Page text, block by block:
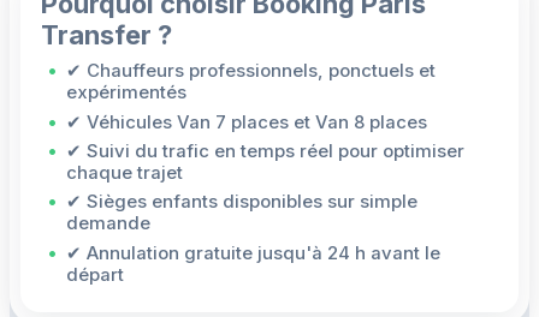
Transfer ?
✔ Chauffeurs professionnels, ponctuels et
expérimentés
✔ Véhicules Van 7 places et Van 8 places
✔ Suivi du trafic en temps réel pour optimiser
chaque trajet
✔ Sièges enfants disponibles sur simple
demande
✔ Annulation gratuite jusqu'à 24 h avant le
départ